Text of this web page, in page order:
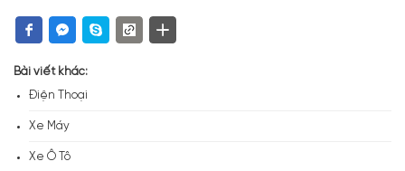
Bài viết khác:
Điện Thoại
Xe Máy
Xe Ô Tô